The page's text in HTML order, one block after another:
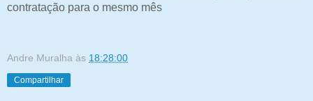
contratação para o mesmo mês
Andre Muralha às 18:28:00
Compartilhar